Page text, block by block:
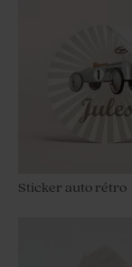
Sticker auto rétro